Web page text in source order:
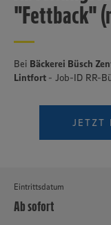
"Fettback"
Bei Bäckerei Büsch
Lintfort - Job-ID RR-
JETZT
Eintrittsdatum
Ab sofort